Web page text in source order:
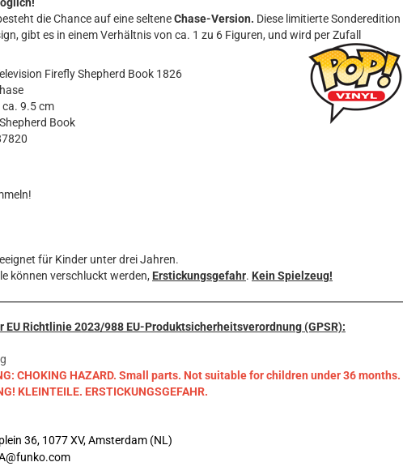
die Chance auf eine selteneChase-Version. Diese limitierte Sonderedition
gibt es in einem Verhältnis von ca. 1 zu 6 Figuren, und wird per Zufall
Firefly Shepherd Book 1826
ca. 9.5 cm
Book
für Kinder unter drei Jahren.
können verschluckt werden, Erstickungsgefahr. Kein Spielzeug!
EU Richtlinie 2023/988 EU-Produktsicherheitsverordnung (GPSR):
CHOKING HAZARD. Small parts. Not suitable for children under 36 months.
KLEINTEILE. ERSTICKUNGSGEFAHR.
36, 1077 XV, Amsterdam (NL)